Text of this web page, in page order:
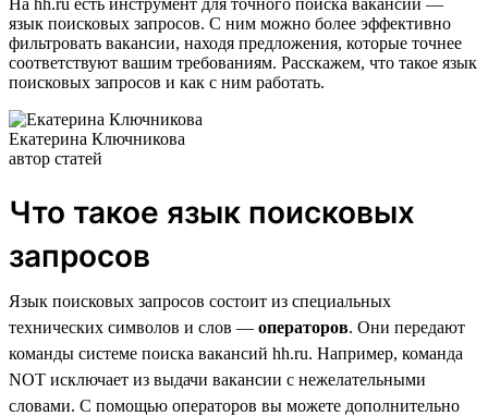
язык поисковых запросов. С ним можно более эффективно
фильтровать вакансии, находя предложения, которые точнее
соответствуют вашим требованиям. Расскажем, что такое язык
поисковых запросов и как с ним работать.
Екатерина Ключникова
автор статей
Что такое язык поисковых
запросов
Язык поисковых запросов состоит из специальных
технических символов и слов — операторов. Они передают
команды системе поиска вакансий hh.ru. Например, команда
NOT исключает из выдачи вакансии с нежелательными
словами. С помощью операторов вы можете дополнительно